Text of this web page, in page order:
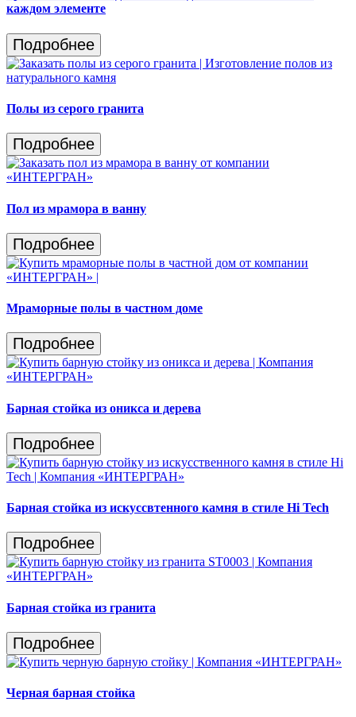
каждом элементе
Подробнее
Полы из серого гранита
Подробнее
Пол из мрамора в ванну
Подробнее
Мраморные полы в частном доме
Подробнее
Барная стойка из оникса и дерева
Подробнее
Барная стойка из искуссвтенного камня в стиле Hi Tech
Подробнее
Барная стойка из гранита
Подробнее
Черная барная стойка